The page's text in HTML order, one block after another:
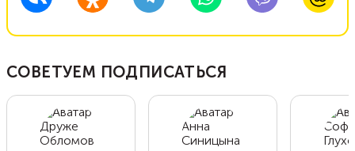
СОВЕТУЕМ ПОДПИСАТЬСЯ